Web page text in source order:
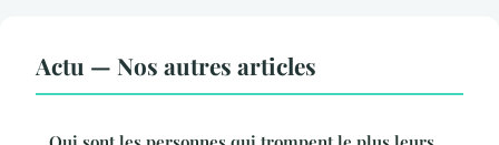
Actu — Nos autres articles